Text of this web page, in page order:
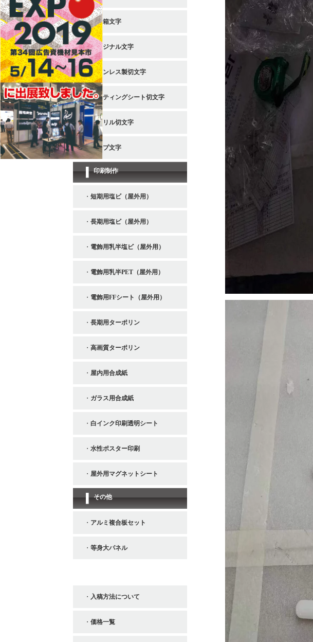
金属箱文字
オリジナル文字
ステンレス製切文字
カッティングシート切文字
アクリル切文字
カルプ文字
印刷制作
短期用塩ビ（屋外用）
長期用塩ビ（屋外用）
電飾用乳半塩ビ（屋外用）
電飾用乳半PET（屋外用）
電飾用FFシート（屋外用）
長期用ターポリン
高画質ターポリン
屋内用合成紙
ガラス用合成紙
白インク印刷透明シート
水性ポスター印刷
屋外用マグネットシート
その他
アルミ複合板セット
等身大パネル
入稿方法について
価格一覧